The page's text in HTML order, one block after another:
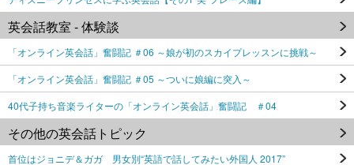
英会話教室 - 体験談
「オンライン英会話」奮闘記 ＃06 ～娘が初のスカイプレッスンに挑戦～
「オンライン英会話」奮闘記 ＃05 ～ついに娘編に突入～
40代子持ち音楽ライターの「オンライン英会話」奮闘記 ＃04
その他の英会話トピック
首位はジョニデ＆ガガ 男女別“英語で話してみたい外国人 2017”